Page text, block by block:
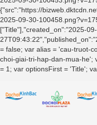
{"src":"https://
2025-09-30-
["Title"],"created_on":"2025-
= false; var alias = 'cau-truot-
choi-giai-tri-hap-dan-mua-he';
= 1; var optionsFirst = 'Title';